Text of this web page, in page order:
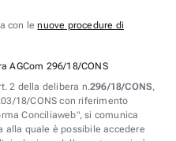
con lenuove procedure di
AGCom 296/18/CONS
2 della delibera n.296/18/CONS,
18/CONS con riferimento
Conciliaweb", si comunica
alla quale è possibile accedere